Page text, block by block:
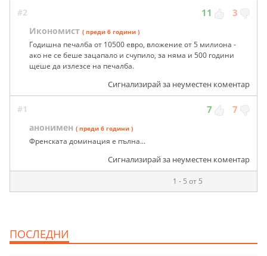
#2 11 3
Икономист ( преди 6 години )
Годишна печалба от 10500 евро, вложение от 5 милиона -
ако не се беше зацапало и счупило, за няма и 500 години
щеше да излезсе на печалба.
Сигнализирай за неуместен коментар
#1 7 7
анонимен ( преди 6 години )
Френската доминация е пълна...
Сигнализирай за неуместен коментар
1 - 5 от 5
ПОСЛЕДНИ